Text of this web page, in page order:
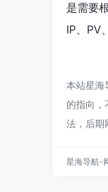
是需要
IP、PV
本站星海
的指向
法，后期
星海导航-